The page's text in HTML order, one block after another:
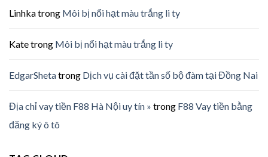
Linhkatrong Môi bị nổi hạt màu trắng li ty
Katetrong Môi bị nổi hạt màu trắng li ty
EdgarShetatrong Dịch vụ cài đặt tần số bộ đàm tại Đồng Nai
Địa chỉ vay tiền F88 Hà Nội uy tín » trong F88 Vay tiền bằng
đăng ký ô tô